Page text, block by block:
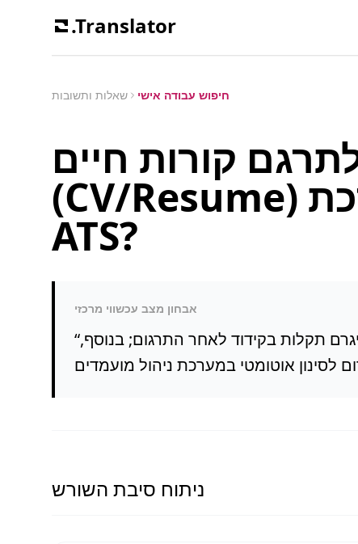
.Translator
שאלות ותשובות חיפוש עבודה אישי
קורות חיים
(CV/Resume) ולעבור סינון במערכת
ATS?
אבחון מצב עכשווי מרכזי
“תקלות בקידוד לאחר התרגום; בנוסף,
ניתוח סיבת השורש